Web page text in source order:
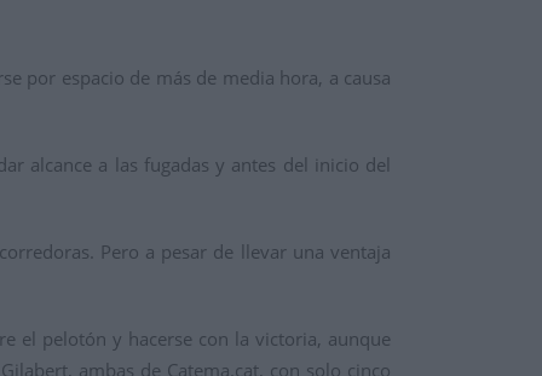
por espacio de más de media hora, a causa
alcance a las fugadas y antes del inicio del
Pero a pesar de llevar una ventaja
el pelotón y hacerse con la victoria, aunque